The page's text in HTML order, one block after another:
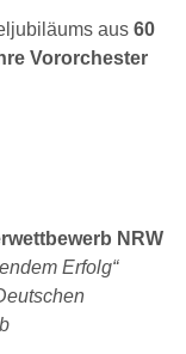
aus 60
Vororchester
NRW
Erfolg“